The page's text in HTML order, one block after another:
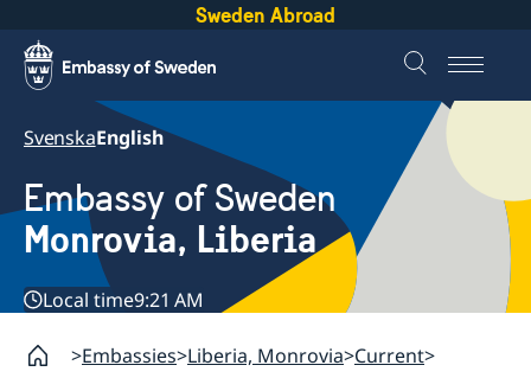
Sweden Abroad
SvenskaEnglish
Embassy of Sweden
Monrovia, Liberia
Local time9:21 AM
Embassies Liberia, Monrovia Current